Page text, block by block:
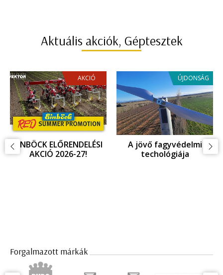
Aktuális akciók, Géptesztek
AKCIÓ
EINBÖCK ELŐRENDELÉSI
AKCIÓ 2026-27!
ÚJDONSÁG
A jövő fagyvédelmi
techológiája
Forgalmazott márkák